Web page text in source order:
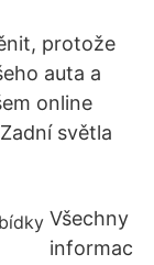
protože
auta a
online
světla
Všechny
informac